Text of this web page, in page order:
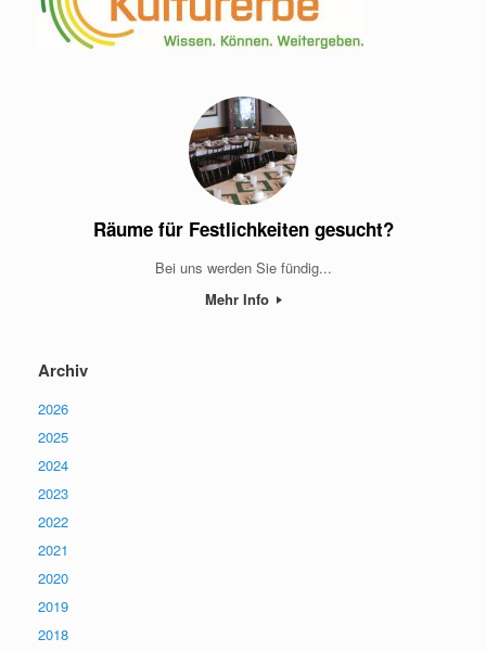
Räume für Festlichkeiten gesucht?
Bei uns werden Sie fündig...
Mehr Info
Archiv
2026
2025
2024
2023
2022
2021
2020
2019
2018